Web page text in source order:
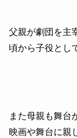
父親が劇団を主
頃から子役とし
また母親も舞台
映画や舞台に親